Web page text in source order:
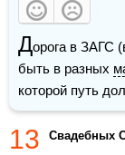
Дорога в ЗАГС
быть в разных
которой путь
13 Cвадебных